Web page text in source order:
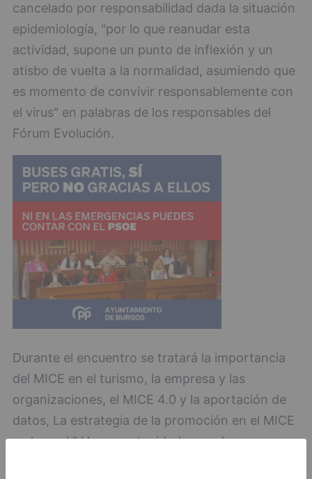
cancelado por responsabilidad dada la situación
epidemiología, "por lo que reanudar esta
actividad, supone un punto de inflexión y un
atisbo de vuelta a la normalidad, asumiendo que
es momento de convivir responsablemente con
el virus" en palabras de los responsables del
Fórum Evolución.
Durante el encuentro se tratará la importancia
del MICE en el turismo, la empresa y las
organizaciones, el MICE 4.0 y la aportación de
datos, La estrategia de la promoción en el MICE
o el panel " Una oportunidad para el